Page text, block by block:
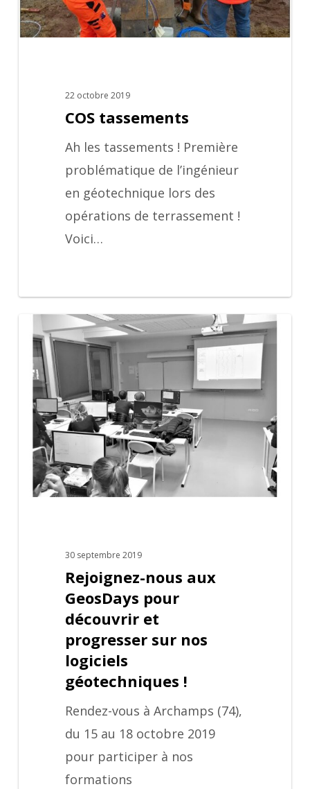
22 octobre 2019
COS tassements
Ah les tassements ! Première
problématique de l’ingénieur
en géotechnique lors des
opérations de terrassement !
Voici…
Rejoignez-
nous
aux
GeosDays
pour
découvrir
progresser
logiciels
géotechniques
30 septembre 2019
Rejoignez-nous aux
GeosDays pour
découvrir et
progresser sur nos
logiciels
géotechniques !
Rendez-vous à Archamps (74),
du 15 au 18 octobre 2019
pour participer à nos
formations